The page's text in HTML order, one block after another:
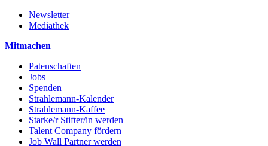
Newsletter
Mediathek
Mitmachen
Patenschaften
Jobs
Spenden
Strahlemann-Kalender
Strahlemann-Kaffee
Starke/r Stifter/in werden
Talent Company fördern
Job Wall Partner werden